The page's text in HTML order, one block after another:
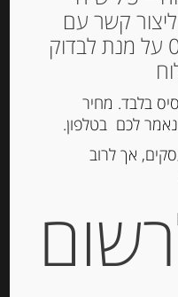
קשר עם
החנות ב 03-5757901 על מנת לבדוק
בלבד. מחיר
לכם בטלפון.
תוך 2 ימי עסקים, אך לרוב